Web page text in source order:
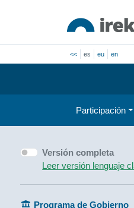
<< es eu en
Participación
Versión completa
Leer versión lenguaje
Programa de Gobierno